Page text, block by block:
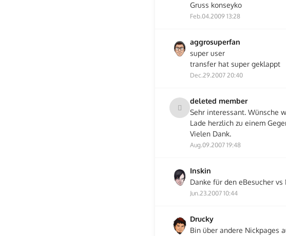
Gruss konseyko
Feb.04.2009 13:28
aggrosuperfan
super user
transfer hat super geklappt
Dec.29.2007 20:40
deleted member
Sehr interessant. Wünsche
Lade herzlich zu einem
Vielen Dank.
Aug.09.2007 19:48
Inskin
Danke für den eBesucher vs
Jun.23.2007 10:44
Drucky
Bin über andere Nickpages